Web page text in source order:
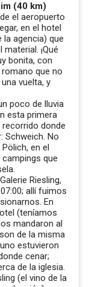
(40 km)
el aeropuerto
en el hotel
la agencia) que
¡Qué
bonita, con
que no
vuelta, y
poco de lluvia
esta primera
donde
Schweich. No
en el
que
Riesling,
allí fuimos
En
(teníamos
mandaron al
de la misma
estuvieron
cenar;
de la iglesia.
(el vino de la